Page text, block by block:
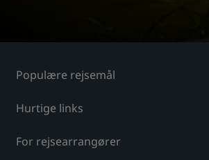
Populære rejsemål
Hurtige links
For rejsearrangører